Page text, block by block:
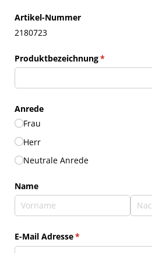
Artikel-Nummer
2180723
Produktbezeichnung*
(erforderlich)
Anrede
Frau
Herr
Neutrale Anrede
Name
E-Mail Adresse*
(erforderlich)